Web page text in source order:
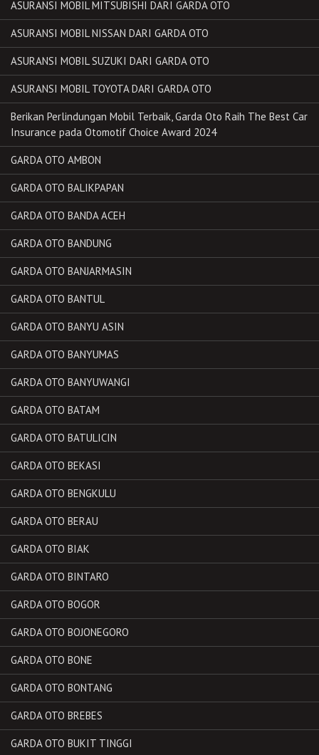
ASURANSI MOBIL MITSUBISHI DARI GARDA OTO
ASURANSI MOBIL NISSAN DARI GARDA OTO
ASURANSI MOBIL SUZUKI DARI GARDA OTO
ASURANSI MOBIL TOYOTA DARI GARDA OTO
Berikan Perlindungan Mobil Terbaik, Garda Oto Raih The Best Car
Insurance pada Otomotif Choice Award 2024
GARDA OTO AMBON
GARDA OTO BALIKPAPAN
GARDA OTO BANDA ACEH
GARDA OTO BANDUNG
GARDA OTO BANJARMASIN
GARDA OTO BANTUL
GARDA OTO BANYU ASIN
GARDA OTO BANYUMAS
GARDA OTO BANYUWANGI
GARDA OTO BATAM
GARDA OTO BATULICIN
GARDA OTO BEKASI
GARDA OTO BENGKULU
GARDA OTO BERAU
GARDA OTO BIAK
GARDA OTO BINTARO
GARDA OTO BOGOR
GARDA OTO BOJONEGORO
GARDA OTO BONE
GARDA OTO BONTANG
GARDA OTO BREBES
GARDA OTO BUKIT TINGGI